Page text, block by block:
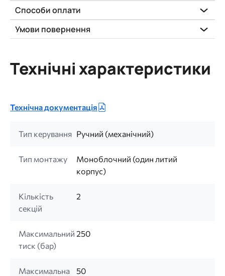
Способи оплати
Умови повернення
Технічні характеристики
Технічна документація
Тип керування Ручний (механічний)
Тип монтажу
Моноблочний (один литий
корпус)
Кількість
секцій
2
Максимальний
тиск (бар)
250
Максимальна
50